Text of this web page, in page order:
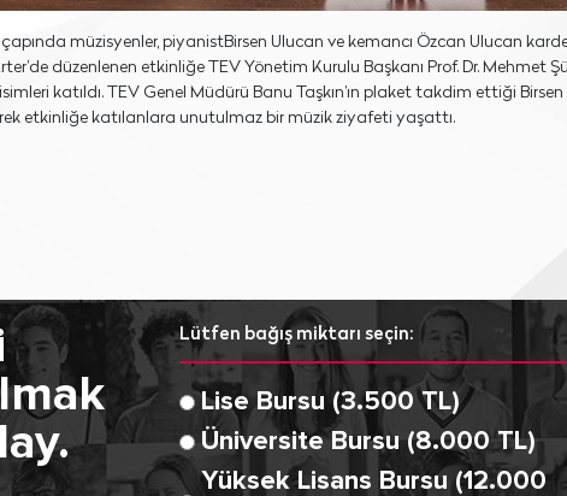
müzisyenler, piyanistBirsen Ulucan ve kemancı Özcan Ulucan
düzenlenen etkinliğe TEV Yönetim Kurulu Başkanı Prof. Dr. Mehmet
katıldı. TEV Genel Müdürü Banu Taşkın’ın plaket takdim ettiği
etkinliğe katılanlara unutulmaz bir müzik ziyafeti yaşattı.
Lütfen bağış miktarı seçin:
Lise Bursu (3.500 TL)
Üniversite Bursu (8.000 TL)
Yüksek Lisans Bursu (12.000